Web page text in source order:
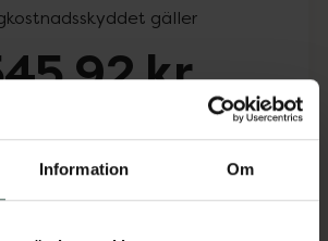
Information Om
gäller
kr
Köp via ditt recept